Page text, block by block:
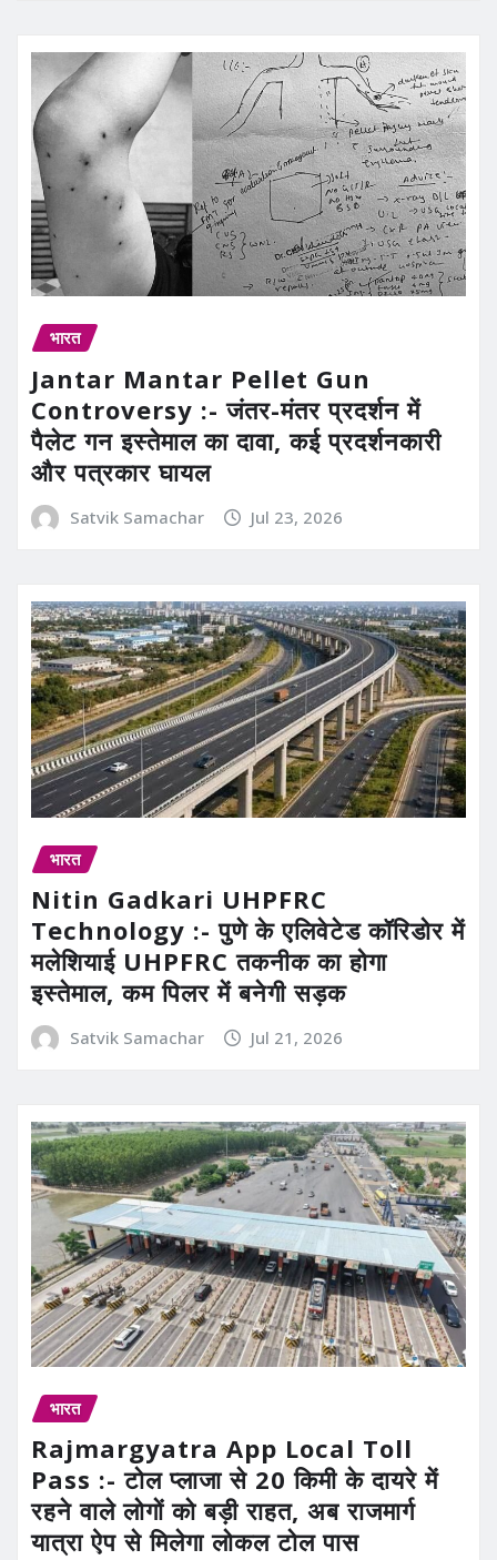
भारत
Jantar Mantar Pellet Gun
Controversy :- जंतर-मंतर प्रदर्शन में
पैलेट गन इस्तेमाल का दावा, कई प्रदर्शनकारी
और पत्रकार घायल
Satvik Samachar Jul 23, 2026
भारत
Nitin Gadkari UHPFRC
Technology :- पुणे के एलिवेटेड कॉरिडोर में
मलेशियाई UHPFRC तकनीक का होगा
इस्तेमाल, कम पिलर में बनेगी सड़क
Satvik Samachar Jul 21, 2026
भारत
Rajmargyatra App Local Toll
Pass :- टोल प्लाजा से 20 किमी के दायरे में
रहने वाले लोगों को बड़ी राहत, अब राजमार्ग
यात्रा ऐप से मिलेगा लोकल टोल पास